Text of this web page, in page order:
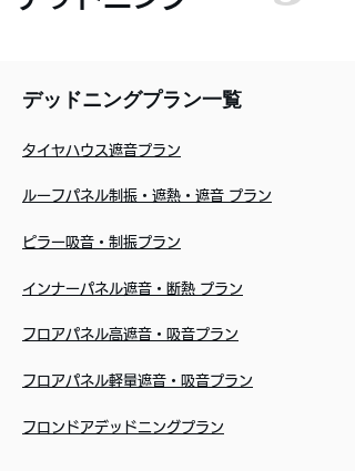
デッドニングプラン一覧
タイヤハウス遮音プラン
ルーフパネル制振・遮熱・遮音 プラン
ピラー吸音・制振プラン
インナーパネル遮音・断熱 プラン
フロアパネル高遮音・吸音プラン
フロアパネル軽量遮音・吸音プラン
フロンドアデッドニングプラン